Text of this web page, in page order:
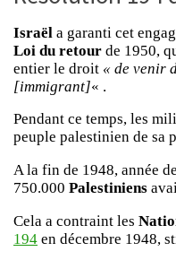
Israël a garanti cet
Loi du retour de 1950,
entier le droit « de venir
[immigrant]« .
Pendant ce temps, les
peuple palestinien de sa
A la fin de 1948, année
750.000 Palestiniens
Cela a contraint les
194 en décembre 1948,